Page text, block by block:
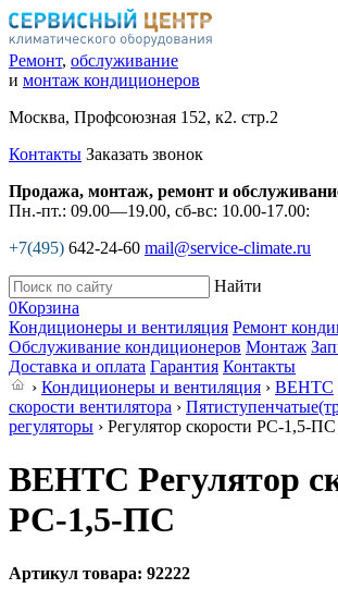
Ремонт, обслуживание
и монтаж кондиционеров
Москва, Профсоюзная 152, к2. стр.2
Контакты Заказать звонок
Продажа, монтаж, ремонт и
Пн.-пт.: 09.00—19.00, сб-вс: 10.00-17.00:
+7(495) 642-24-60 mail@service-climate.ru
Найти
0Корзина
Кондиционеры и вентиляция Ремонт
Обслуживание кондиционеров Монтаж
Доставка и оплата Гарантия Контакты
› Кондиционеры и вентиляция › ВЕНТС
скорости вентилятора ›
регуляторы › Регулятор скорости РС-1,5-ПС
ВЕНТС Регулятор
РС-1,5-ПС
Артикул товара: 92222